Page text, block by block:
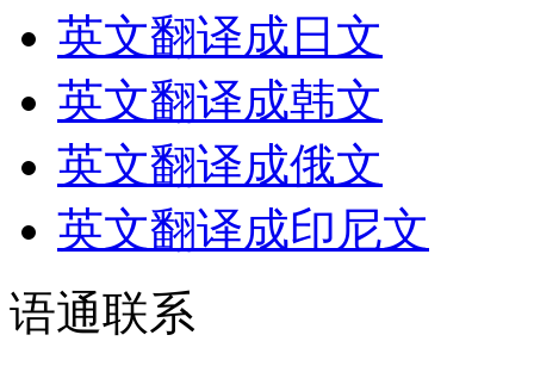
英文翻译成日文
英文翻译成韩文
英文翻译成俄文
英文翻译成印尼文
语通联系